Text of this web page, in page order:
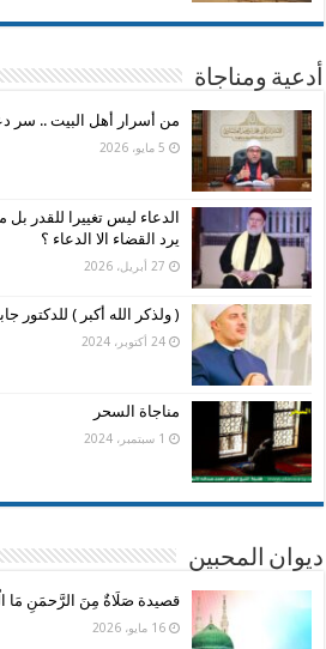
أدعية ومناجاة
من أسرار أهل البيت .. سر
5 مايو، 2026
الدعاء ليس تغييرا للقدر
يرد القضاء الا الدعاء ؟
27 أبريل، 2026
( ولذكر الله أكبر ) للدكتور
24 أكتوبر، 2024
مناجاة السحر
1 سبتمبر، 2024
ديوان المحبين
قصيدة صَلَاةٌ مِنَ الرَّحمَنِ
16 مايو، 2026